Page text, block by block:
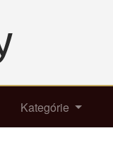
Kategórie